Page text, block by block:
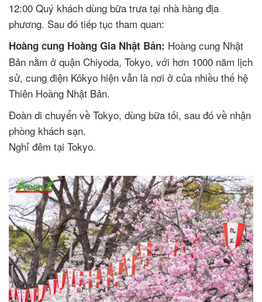
12:00 Quý khách dùng bữa trưa tại nhà hàng địa
phương. Sau đó tiếp tục tham quan:
Hoàng cung Hoàng Gia Nhật Bản: Hoàng cung Nhật
Bản nằm ở quận Chiyoda, Tokyo, với hơn 1000 năm lịch
sử, cung điện Kōkyo hiện vẫn là nơi ở của nhiều thế hệ
Thiên Hoàng Nhật Bản.
Đoàn di chuyển về Tokyo, dùng bữa tối, sau đó về nhận
phòng khách sạn.
Nghỉ đêm tại Tokyo.